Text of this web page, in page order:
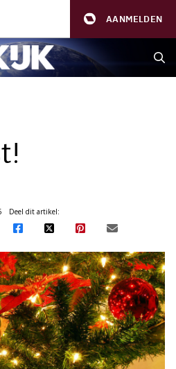
AANMELDEN
Deel dit artikel: